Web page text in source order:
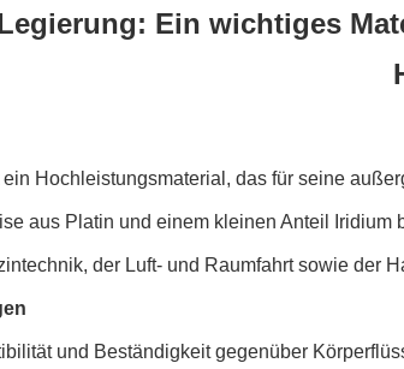
Ein wichtiges
Hochleistungsmaterial, das für seine
aus Platin und einem kleinen Anteil
der Luft- und Raumfahrt sowie der
und Beständigkeit gegenüber